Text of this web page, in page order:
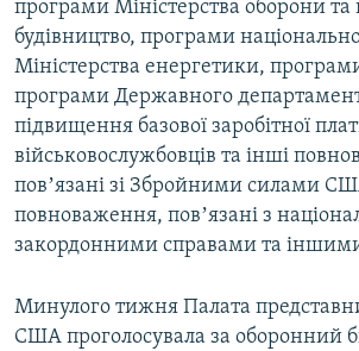
Усі сайти RFE/RL
програми Міністерства оборони та
будівництво, програми
Міністерства енергетики,
програми Державного
підвищення базової заробітної
військовослужбовців та інші
повʼязані зі Збройними силами
повноваження, повʼязані з
закордонними справами та
Минулого тижня Палата
США проголосувала за оборонний